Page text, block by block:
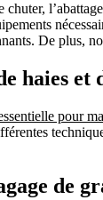
De plus,
haies et
pour
de